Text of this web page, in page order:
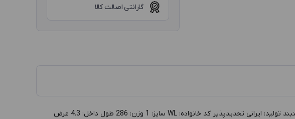
گارانتی اصالت کالا
توضيحات :جعبه دستبند چوبی سایز 1 مدل WL، بژ داخل کرم (پایه دار) گروه: جعبه طلا و جواهر دسته بندي: جعبه دستبند توليد: ایرانی تجدیدپذیر کد خانواده: WL سايز: 1 وزن: 286 طول داخل: 4.3 عرض